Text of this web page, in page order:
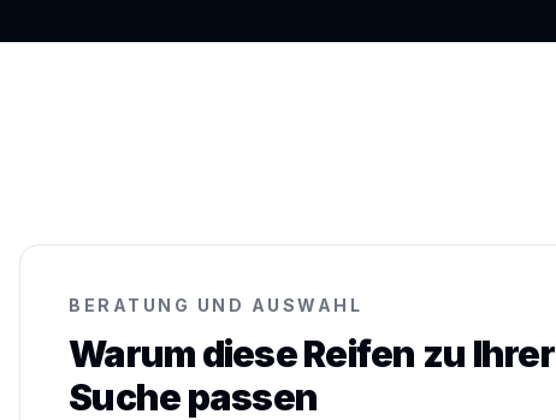
BERATUNG UND AUSWAHL
Warum diese Reifen zu Ihrer
Suche passen